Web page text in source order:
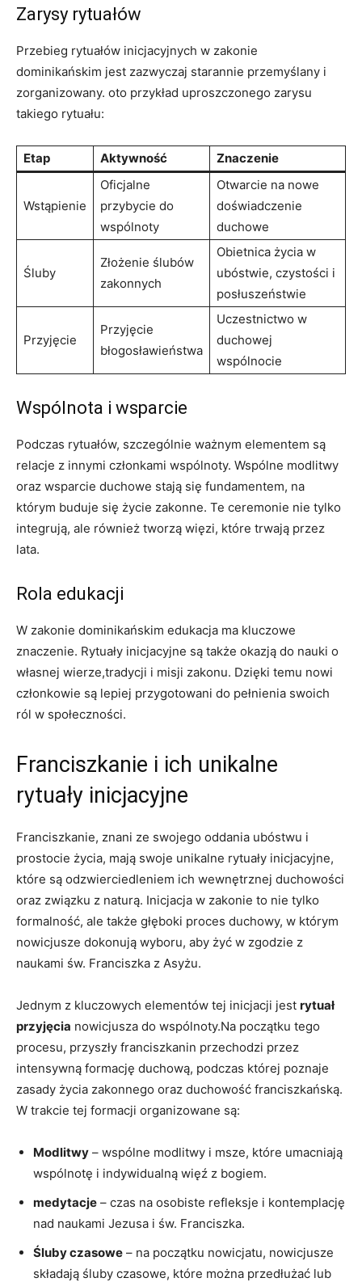
Zarysy rytuałów
Przebieg rytuałów inicjacyjnych w zakonie
dominikańskim jest zazwyczaj​ starannie przemyślany i
zorganizowany. oto przykład ⁣uproszczonego zarysu
takiego⁣ rytuału:
Etap Aktywność Znaczenie
Wstąpienie
Oficjalne
przybycie do
wspólnoty
Otwarcie na nowe
doświadczenie
duchowe
Śluby
Złożenie ślubów
zakonnych
Obietnica życia ⁤w
⁤ubóstwie,⁢ czystości i
posłuszeństwie
Przyjęcie
Przyjęcie
błogosławieństwa
Uczestnictwo w
duchowej
wspólnocie
Wspólnota i wsparcie
Podczas rytuałów, szczególnie ważnym​ elementem są
relacje z innymi członkami wspólnoty. Wspólne ‍modlitwy
oraz wsparcie duchowe stają się fundamentem, na
którym buduje ⁢się życie zakonne. Te ceremonie nie tylko
integrują, ale również tworzą więzi, które trwają przez
lata.
Rola edukacji
W zakonie dominikańskim edukacja‌ ma kluczowe
znaczenie. Rytuały inicjacyjne są także okazją do nauki o
własnej wierze,tradycji i ⁢misji zakonu.‌ Dzięki temu ⁤nowi
członkowie są lepiej przygotowani do pełnienia swoich
ról w społeczności.
Franciszkanie i ich unikalne
⁤rytuały inicjacyjne
Franciszkanie, znani ze swojego oddania ⁢ubóstwu i
prostocie życia, mają swoje unikalne rytuały inicjacyjne,
które​ są odzwierciedleniem ich wewnętrznej duchowości
oraz związku ‍z naturą. Inicjacja w zakonie to nie tylko
formalność, ale także głęboki proces duchowy, w którym
⁣nowicjusze dokonują wyboru, aby żyć w zgodzie ​z
naukami św. Franciszka z Asyżu.
Jednym z kluczowych elementów tej inicjacji jest⁢ rytuał
przyjęcia nowicjusza do wspólnoty.Na początku ⁣tego
procesu, przyszły franciszkanin przechodzi przez
intensywną formację duchową, podczas której poznaje
zasady życia zakonnego oraz duchowość franciszkańską.
W ​trakcie tej formacji organizowane są:
Modlitwy – wspólne modlitwy i msze, które​ umacniają
wspólnotę i indywidualną więź z⁣ bogiem.
medytacje – czas na osobiste refleksje i kontemplację
nad naukami Jezusa i św. Franciszka.
Śluby czasowe – na początku nowicjatu, nowicjusze
składają ⁢śluby czasowe, które można ‍przedłużać lub ​